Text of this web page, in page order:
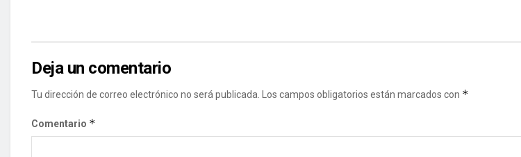
Deja un comentario
Tu dirección de correo electrónico no será publicada. Los campos obligatorios están marcados con *
Comentario *